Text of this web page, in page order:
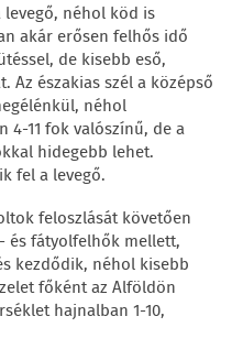
néhol köd is
akár erősen felhős idő
de kisebb eső,
északias szél a középső
néhol
4-11 fok valószínű, de a
hidegebb lehet.
fel a levegő.
feloszlását követően
és fátyolfelhők mellett,
kezdődik, néhol kisebb
főként az Alföldön
hajnalban 1-10,